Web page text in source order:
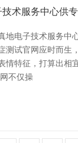
术服务中心供
地电子技术服务中
测试官网应时而生
情特征，打算出相
不仅操